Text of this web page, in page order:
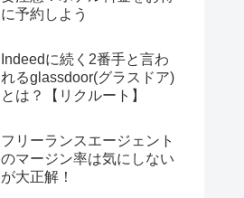
に予約しよう
Indeedに続く2番手と言わ
れるglassdoor(グラスドア)
とは？【リクルート】
フリーランスエージェント
のマージン率は気にしない
が大正解！